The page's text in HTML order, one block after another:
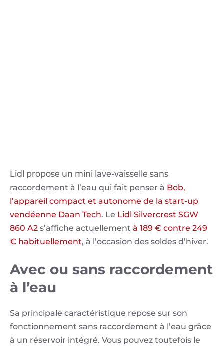
Lidl propose un mini lave-vaisselle sans
raccordement à l’eau qui fait penser à Bob,
l’appareil compact et autonome de la start-up
vendéenne Daan Tech. Le Lidl Silvercrest SGW
860 A2 s’affiche actuellement à 189 € contre 249
€ habituellement, à l’occasion des soldes d’hiver.
Avec ou sans raccordement
à l’eau
Sa principale caractéristique repose sur son
fonctionnement sans raccordement à l’eau grâce
à un réservoir intégré. Vous pouvez toutefois le